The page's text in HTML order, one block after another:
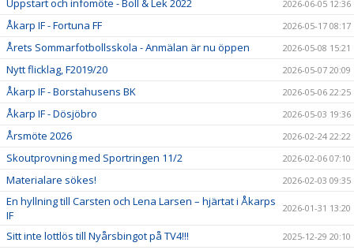
Uppstart och infomöte - Boll & Lek 2022 2026-06-05 12:36
Åkarp IF - Fortuna FF 2026-05-17 08:17
Årets Sommarfotbollsskola - Anmälan är nu öppen 2026-05-08 15:21
Nytt flicklag, F2019/20 2026-05-07 20:09
Åkarp IF - Borstahusens BK 2026-05-06 22:25
Åkarp IF - Dösjöbro 2026-05-03 19:36
Årsmöte 2026 2026-02-24 22:22
Skoutprovning med Sportringen 11/2 2026-02-06 07:10
Materialare sökes! 2026-02-03 09:35
En hyllning till Carsten och Lena Larsen – hjärtat i Åkarps
IF
2026-01-31 13:20
Sitt inte lottlös till Nyårsbingot på TV4!!! 2025-12-29 20:10